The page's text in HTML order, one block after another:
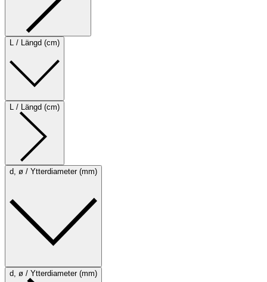
L / Längd (cm)
L / Längd (cm)
d, ø / Ytterdiameter (mm)
d, ø / Ytterdiameter (mm)